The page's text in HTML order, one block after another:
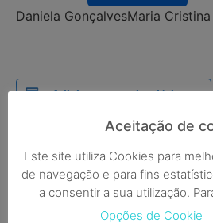
Daniela GonçalvesMaria
Adicionar ao calendário
Navegação
Meet Up –
INEE “Fortalecimento
Aceitação de
Este site utiliza Cookies para
de navegação e para fins
a consentir a sua utilização.
Opções de Cookie